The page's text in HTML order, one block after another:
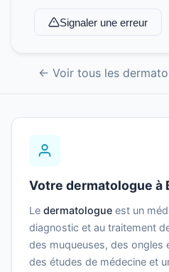
Signaler une erreur
← Voir tous les
Votre dermatologue à
Le dermatologue est un
diagnostic et au traitement
des muqueuses, des ongles
des études de médecine et